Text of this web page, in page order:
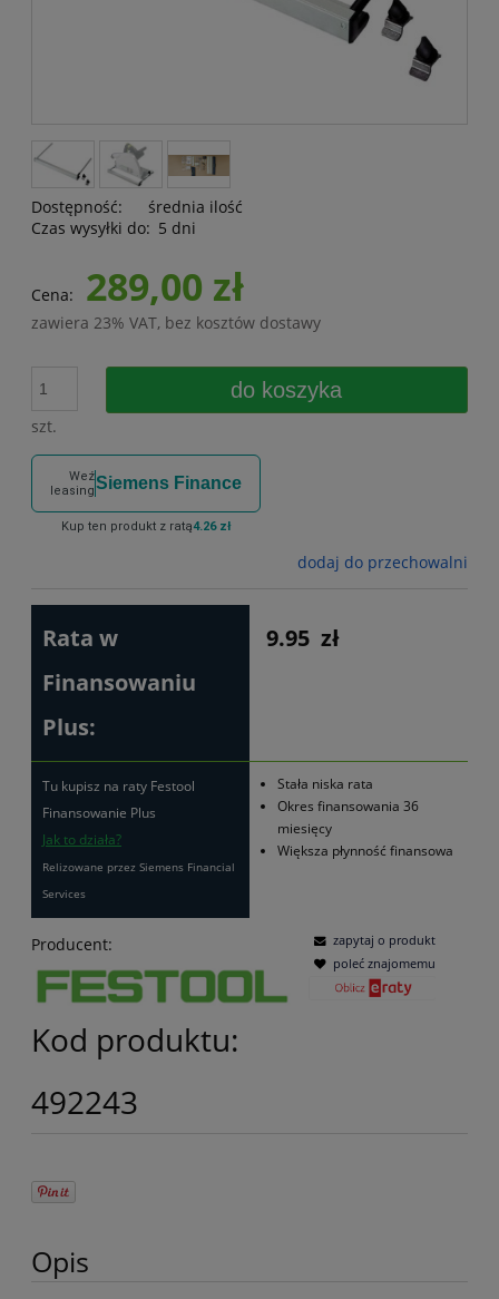
Dostępność:
średnia ilość
Czas wysyłki do: 5 dni
Cena: 289,00 zł
zawiera 23% VAT, bez kosztów dostawy
szt.
do koszyka
Weź
leasingSiemens Finance
Kup ten produkt z ratą4.26 zł
dodaj do przechowalni
Rata w
Finansowaniu
Plus:
9.95 zł
Tu kupisz na raty Festool
Finansowanie Plus
Jak to działa?
Relizowane przez Siemens Financial
Services
Stała niska rata
Okres finansowania 36
miesięcy
Większa płynność finansowa
Producent:
Kod produktu:
492243
zapytaj o produkt
poleć znajomemu
Opis